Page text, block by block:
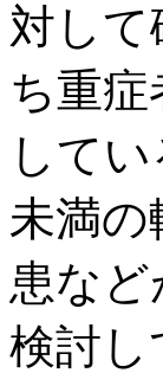
対し
ち重
して
未満
患な
検討